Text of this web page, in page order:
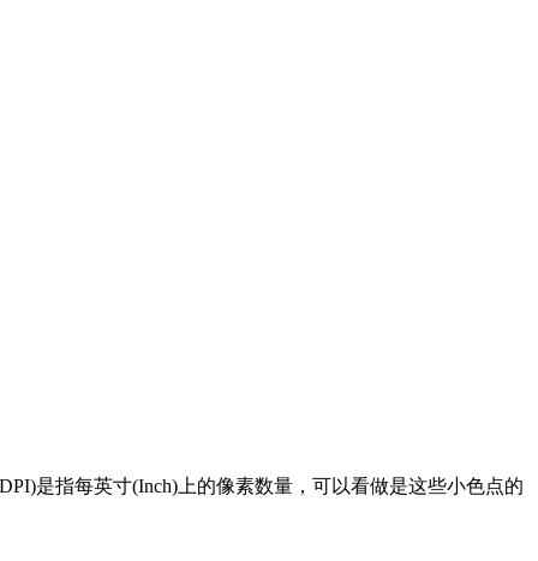
是指每英寸(Inch)上的像素数量，可以看做是这些小色点的